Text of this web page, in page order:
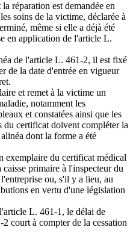
réparation est demandée en
soins de la victime, déclarée à
même si elle a déjà été
en application de l'article L.
de l'article L. 461-2, il est fixé
de la date d'entrée en vigueur
et remet à la victime un
notamment les
et constatées ainsi que les
du certificat doivent compléter la
dont la forme a été
exemplaire du certificat médical
primaire à l'inspecteur du
ou, s'il y a lieu, au
en vertu d'une législation
L. 461-1, le délai de
court à compter de la cessation